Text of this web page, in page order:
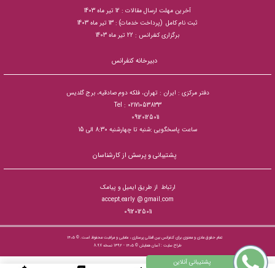
آخرین مهلت ارسال مقالات : 12 تیر ماه 1403
ثبت نام کامل (پرداخت خدمات) : 13 تیر ماه 1403
برگزاری کنفرانس : 22 تیر ماه 1403
دبیرخانه کنفرانس
دفتر مرکزی : ایران : تهران، فلکه دوم صادقیه، برج گلدیس
Tel : 02171053833
09120125011
ساعت پاسخگویی :شنبه تا چهارشنبه 8:30 الی 15
پشتیبانی و پرسش از کارشناسان
ارتباط از طریق ایمیل و پیامک
accept.early @ gmail.com
09120125011
تمام حقوق مادی و معنوی برای کنفرانس بین المللی پرستاری ، مامایی و مراقبت محفوظ است. © ۱۴۰۵
طراح سایت :آسان همایش © ۱۴۰۵ - 1392 نسخه 8.97